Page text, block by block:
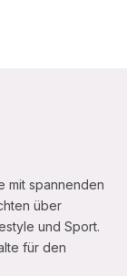
mit spannenden
über
und Sport.
für den